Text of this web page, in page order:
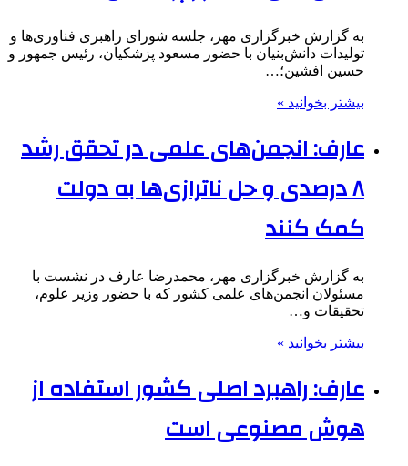
به گزارش خبرگزاری مهر، جلسه شورای راهبری فناوری‌ها و
تولیدات دانش‌بنیان با حضور مسعود پزشکیان، رئیس جمهور و
حسین افشین؛…
بیشتر بخوانید »
عارف: انجمن‌های علمی در تحقق رشد
۸ درصدی و حل ناترازی‌ها به دولت
کمک کنند
به گزارش خبرگزاری مهر، محمدرضا عارف در نشست با
مسئولان انجمن‌های علمی کشور که با حضور وزیر علوم،
تحقیقات و…
بیشتر بخوانید »
عارف: راهبرد اصلی کشور استفاده از
هوش مصنوعی است